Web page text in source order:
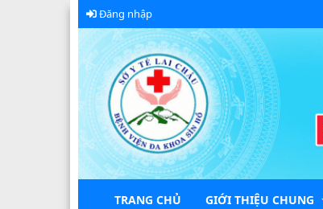
Đăng nhập
TRANG CHỦ GIỚI THIỆU CHUNG